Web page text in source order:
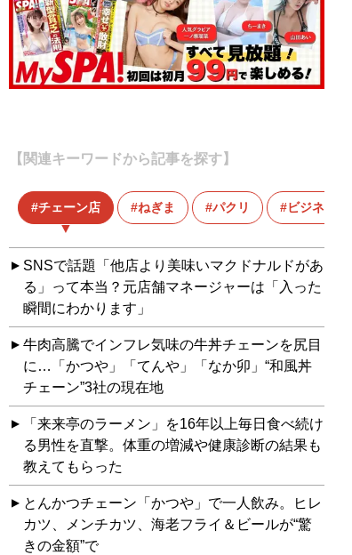
【関連キーワードから記事を探す】
チェーン店 ねぎま パクリ ビジネス
SNSで話題「他店より美味いマクドナルドがあ
る」って本当？元店舗マネージャーは「入った
瞬間にわかります」
牛肉高騰でインフレ気味の牛丼チェーンを尻目
に…「かつや」「てんや」「なか卯」“和風丼
チェーン”3社の現在地
「来来亭のラーメン」を16年以上毎日食べ続け
る男性を直撃。体重の増減や健康診断の結果も
教えてもらった
とんかつチェーン「かつや」で一人飲み。ヒレ
カツ、メンチカツ、海老フライ＆ビールが“驚
きの金額”で